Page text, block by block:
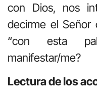
con Dios, nos
decirme el Señor
“con esta
manifestar/me?
Lectura de los